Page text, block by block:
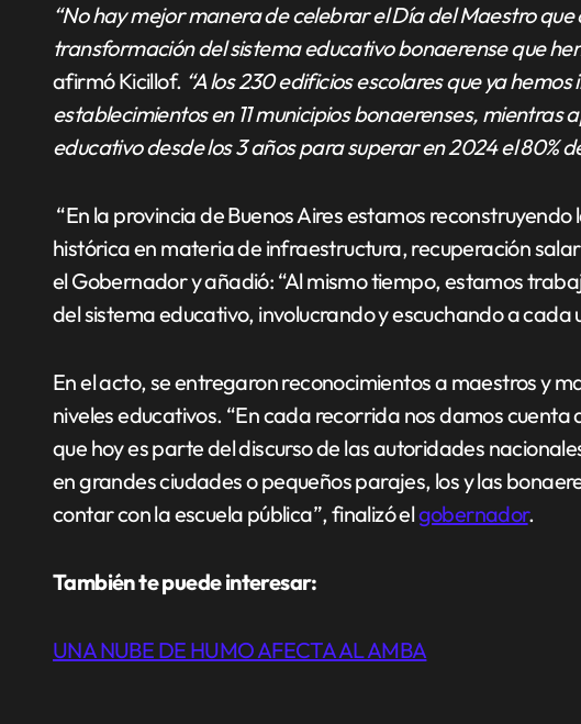
“No hay mejor manera de celebrar el Día del Maestro
transformación del sistema educativo bonaerense que
afirmó Kicillof. “A los 230 edificios escolares que ya
establecimientos en 11 municipios bonaerenses, mientras
educativo desde los 3 años para superar en 2024 el 80%
“En la provincia de Buenos Aires estamos
histórica en materia de infraestructura, recuperación
el Gobernador y añadió: “Al mismo tiempo, estamos
del sistema educativo, involucrando y escuchando a cada
En el acto, se entregaron reconocimientos a maestros y
niveles educativos. “En cada recorrida nos damos
que hoy es parte del discurso de las autoridades
en grandes ciudades o pequeños parajes, los y las
contar con la escuela pública”, finalizó elgobernador.
También te puede interesar:
UNA NUBE DE HUMO AFECTA AL AMBA